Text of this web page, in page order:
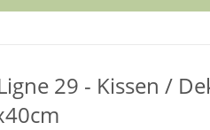
29 - Kissen /